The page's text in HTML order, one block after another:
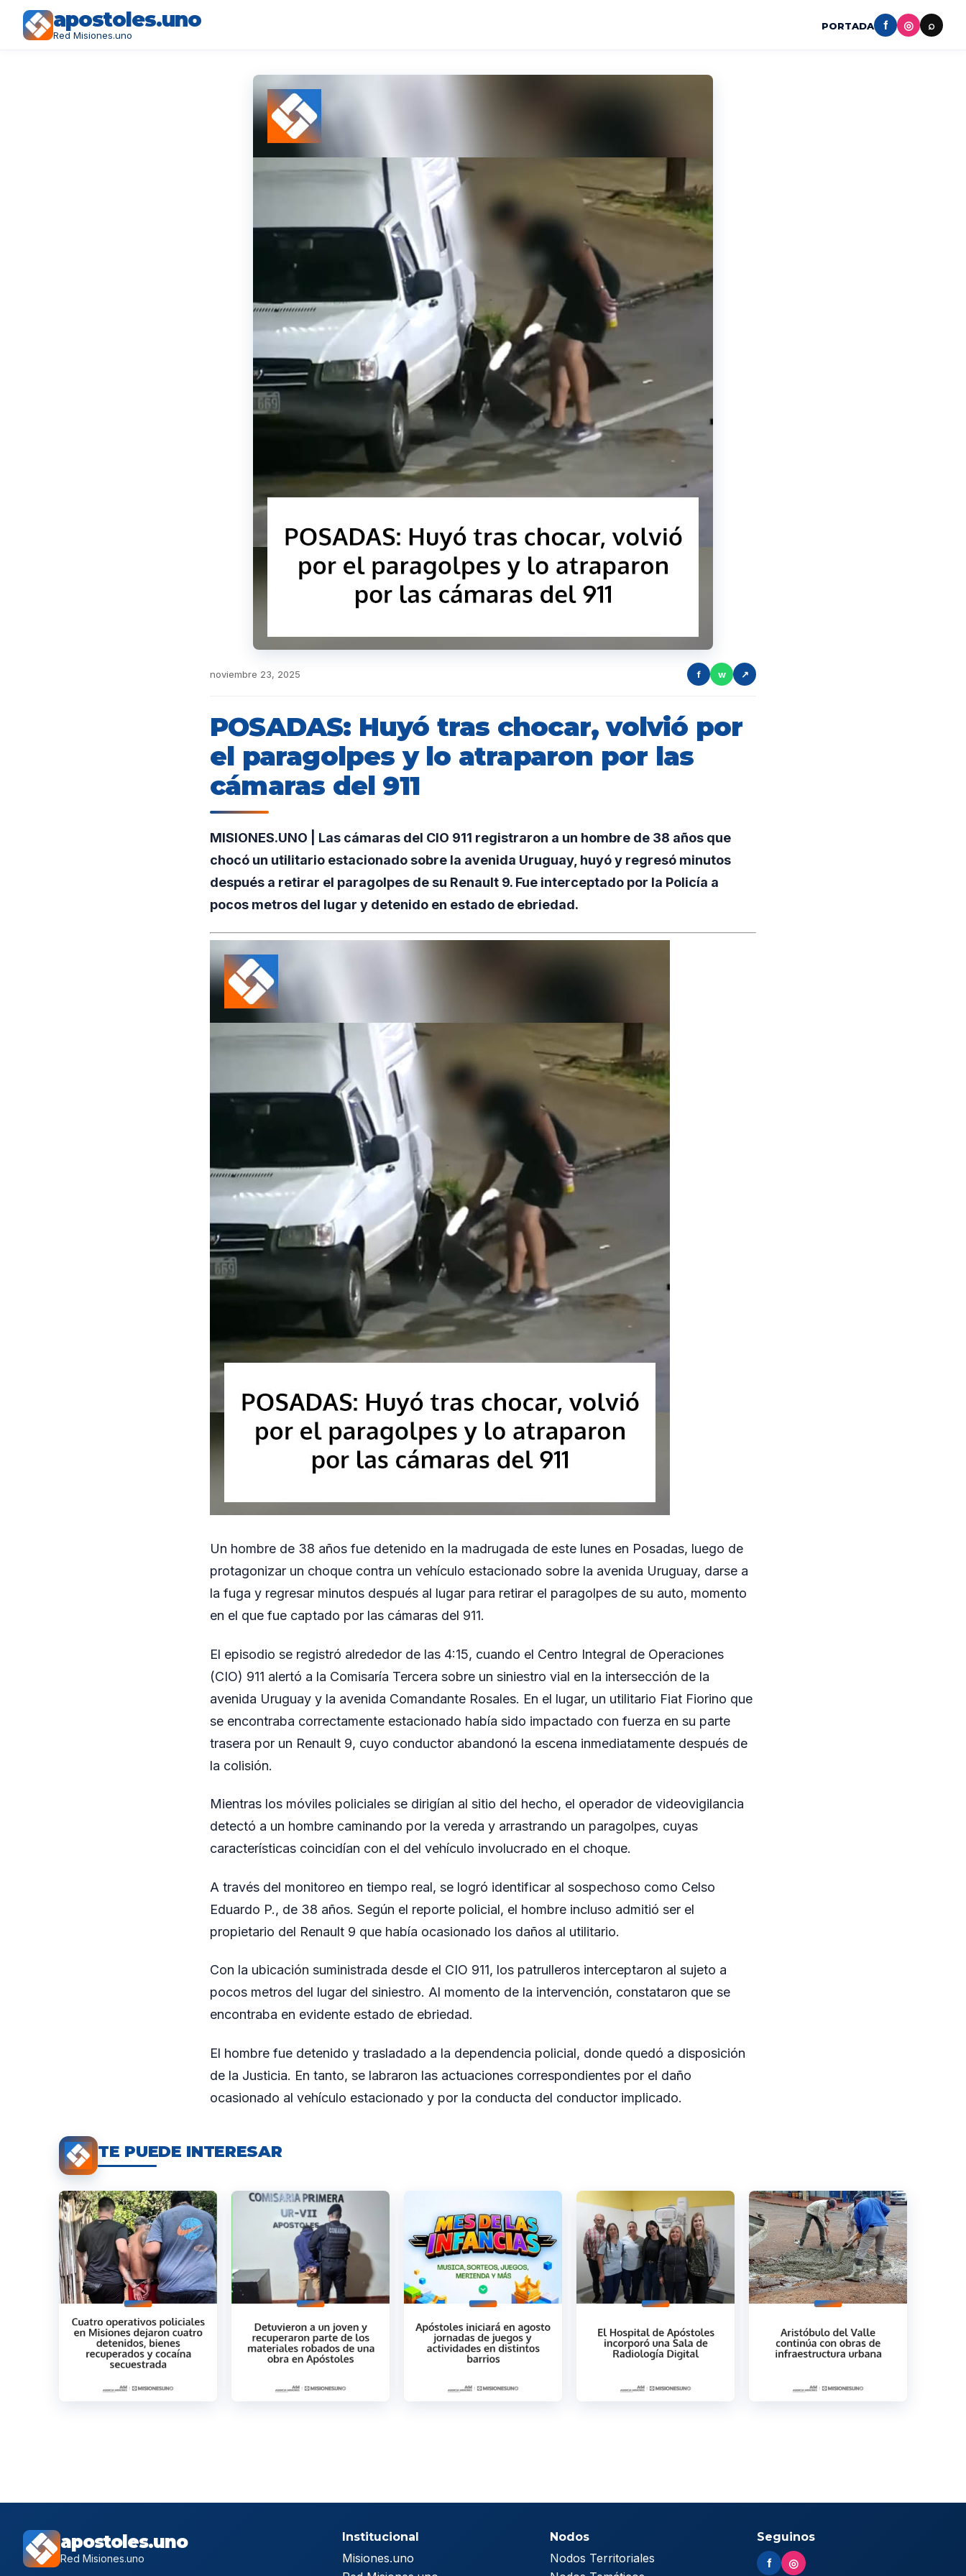
apostoles.uno
Red Misiones.uno
PORTADA f ◎ ⌕
noviembre 23, 2025 f w ↗
POSADAS: Huyó tras chocar, volvió por
el paragolpes y lo atraparon por las
cámaras del 911
MISIONES.UNO | Las cámaras del CIO 911 registraron a un hombre de 38 años que
chocó un utilitario estacionado sobre la avenida Uruguay, huyó y regresó minutos
después a retirar el paragolpes de su Renault 9. Fue interceptado por la Policía a
pocos metros del lugar y detenido en estado de ebriedad.
Un hombre de 38 años fue detenido en la madrugada de este lunes en Posadas, luego de
protagonizar un choque contra un vehículo estacionado sobre la avenida Uruguay, darse a
la fuga y regresar minutos después al lugar para retirar el paragolpes de su auto, momento
en el que fue captado por las cámaras del 911.
El episodio se registró alrededor de las 4:15, cuando el Centro Integral de Operaciones
(CIO) 911 alertó a la Comisaría Tercera sobre un siniestro vial en la intersección de la
avenida Uruguay y la avenida Comandante Rosales. En el lugar, un utilitario Fiat Fiorino que
se encontraba correctamente estacionado había sido impactado con fuerza en su parte
trasera por un Renault 9, cuyo conductor abandonó la escena inmediatamente después de
la colisión.
Mientras los móviles policiales se dirigían al sitio del hecho, el operador de videovigilancia
detectó a un hombre caminando por la vereda y arrastrando un paragolpes, cuyas
características coincidían con el del vehículo involucrado en el choque.
A través del monitoreo en tiempo real, se logró identificar al sospechoso como Celso
Eduardo P., de 38 años. Según el reporte policial, el hombre incluso admitió ser el
propietario del Renault 9 que había ocasionado los daños al utilitario.
Con la ubicación suministrada desde el CIO 911, los patrulleros interceptaron al sujeto a
pocos metros del lugar del siniestro. Al momento de la intervención, constataron que se
encontraba en evidente estado de ebriedad.
El hombre fue detenido y trasladado a la dependencia policial, donde quedó a disposición
de la Justicia. En tanto, se labraron las actuaciones correspondientes por el daño
ocasionado al vehículo estacionado y por la conducta del conductor implicado.
TE PUEDE INTERESAR
apostoles.uno
Red Misiones.uno
Institucional
Misiones.uno
Nodos
Nodos Territoriales
Seguinos
f ◎